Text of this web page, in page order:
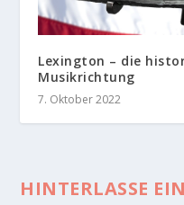
Lexington – die
Musikrichtung
7. Oktober 2022
HINTERLASSE